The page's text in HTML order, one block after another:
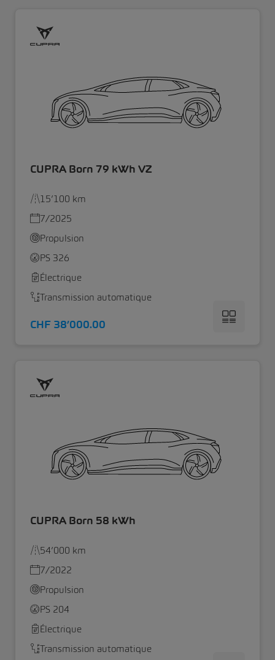
CUPRA Born 79 kWh VZ
15’100 km
7/2025
Propulsion
PS 326
Électrique
Transmission automatique
CHF 38’000.00
CUPRA Born 58 kWh
54’000 km
7/2022
Propulsion
PS 204
Électrique
Transmission automatique